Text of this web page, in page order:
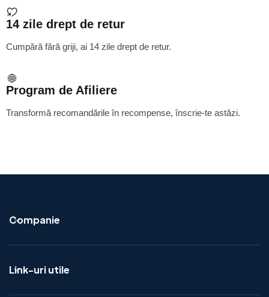
14 zile drept de retur
Cumpără fără griji, ai 14 zile drept de retur.
Program de Afiliere
Transformă recomandările în recompense, înscrie-te astăzi.
Companie
Link-uri utile